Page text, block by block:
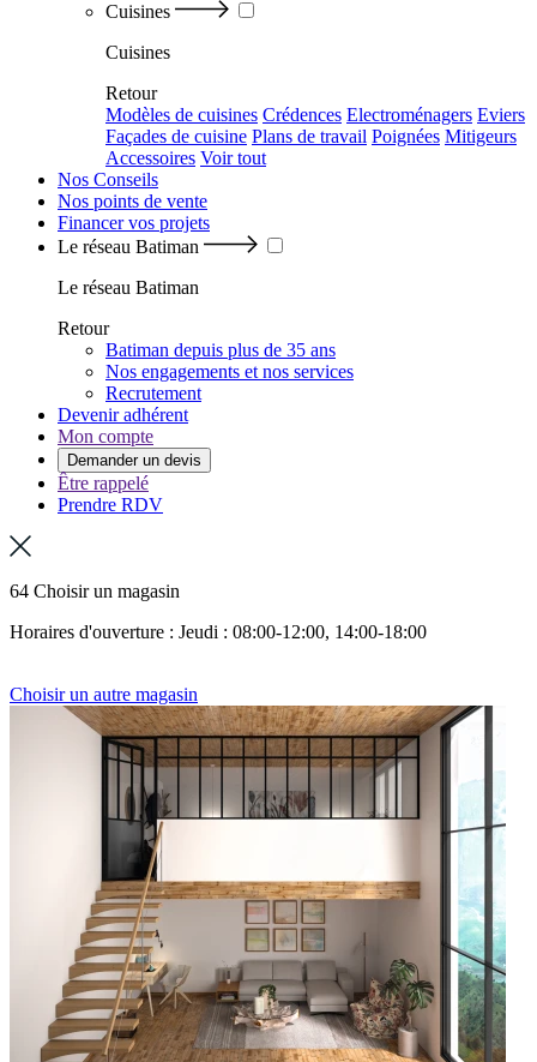
Cuisines
Cuisines
Retour
Modèles de cuisines Crédences Electroménagers Eviers
Façades de cuisine Plans de travail Poignées Mitigeurs
Accessoires Voir tout
Nos Conseils
Nos points de vente
Financer vos projets
Le réseau Batiman
Le réseau Batiman
Retour
Batiman depuis plus de 35 ans
Nos engagements et nos services
Recrutement
Devenir adhérent
Mon compte
Demander un devis
Être rappelé
Prendre RDV
64 Choisir un magasin
Horaires d'ouverture : Jeudi : 08:00-12:00, 14:00-18:00
Choisir un autre magasin